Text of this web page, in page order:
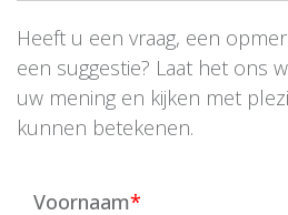
Heeft u een vraag, een
een suggestie? Laat het ons
uw mening en kijken met
kunnen betekenen.